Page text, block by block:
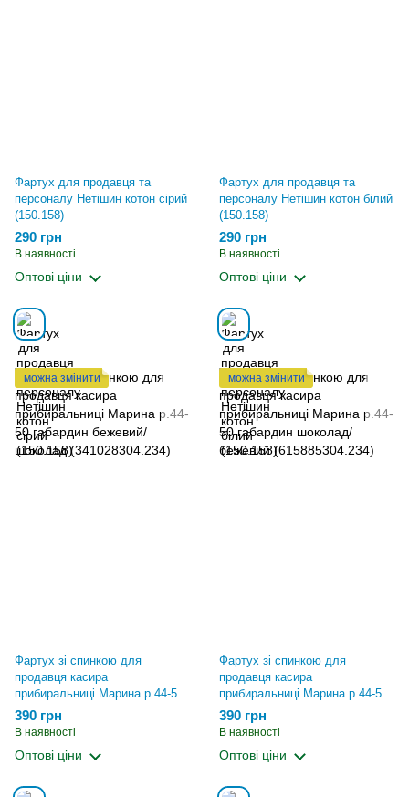
Фартух для продавця та
персоналу Нетішин котон сірий
(150.158)
290 грн
В наявності
Оптові ціни
Фартух для продавця та
персоналу Нетішин котон білий
(150.158)
290 грн
В наявності
Оптові ціни
можна змінити
Фартух зі спинкою для
продавця касира
прибиральниці Марина р.44-50
габардин бежевий/шоколад
(341028304.234)
390 грн
В наявності
Оптові ціни
можна змінити
Фартух зі спинкою для
продавця касира
прибиральниці Марина р.44-50
габардин шоколад/бежевий
(615885304.234)
390 грн
В наявності
Оптові ціни